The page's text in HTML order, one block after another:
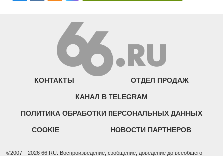
КОНТАКТЫ ОТДЕЛ ПРОДАЖ
КАНАЛ В TELEGRAM
ПОЛИТИКА ОБРАБОТКИ ПЕРСОНАЛЬНЫХ ДАННЫХ
COOKIE НОВОСТИ ПАРТНЕРОВ
©2007—2026 66.RU. Воспроизведение, сообщение, доведение до всеобщего